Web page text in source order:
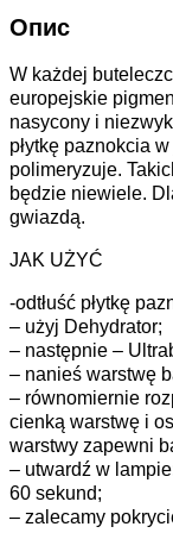
Опис
W każdej
europejskie
nasycony i
płytkę paznokcia
polimeryzuje.
będzie niewiele.
gwiazdą.
JAK UŻYĆ
-odtłuść płytkę
– użyj Dehydrator;
– następnie –
– nanieś warstwę
– równomiernie
cienką warstwę i
warstwy zapewni
– utwardź w
60 sekund;
– zalecamy